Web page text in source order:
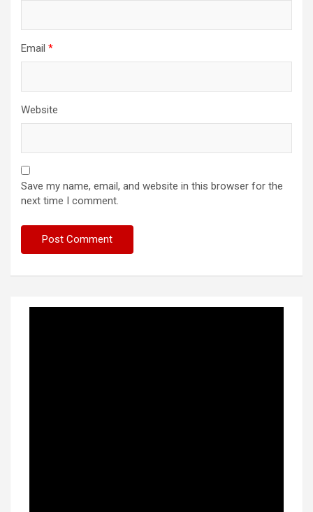
Email *
Website
Save my name, email, and website in this browser for the
next time I comment.